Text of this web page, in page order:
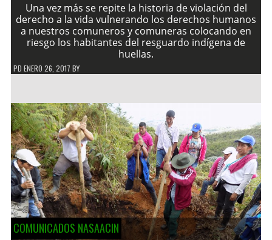
Una vez más se repite la historia de violación del
derecho a la vida vulnerando los derechos humanos
a nuestros comuneros y comuneras colocando en
riesgo los habitantes del resguardo indígena de
huellas.
PD ENERO 26, 2017 BY
COMUNICADOS NASAACIN